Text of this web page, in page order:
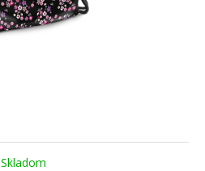
Skladom